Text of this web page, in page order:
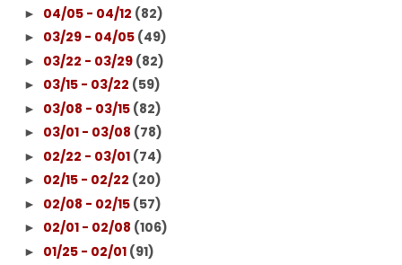
► 04/05 - 04/12 (82)
► 03/29 - 04/05 (49)
► 03/22 - 03/29 (82)
► 03/15 - 03/22 (59)
► 03/08 - 03/15 (82)
► 03/01 - 03/08 (78)
► 02/22 - 03/01 (74)
► 02/15 - 02/22 (20)
► 02/08 - 02/15 (57)
► 02/01 - 02/08 (106)
► 01/25 - 02/01 (91)